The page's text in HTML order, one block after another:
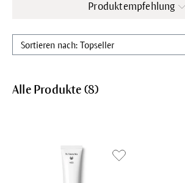
Produktempfehlung
Alle Produkte (8)